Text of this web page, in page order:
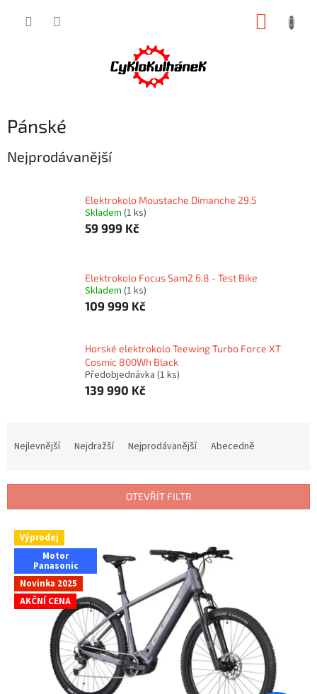
Pánské
Nejprodávanější
Elektrokolo Moustache Dimanche 29.5
Skladem (1 ks)
59 999 Kč
Elektrokolo Focus Sam2 6.8 - Test Bike
Skladem (1 ks)
109 999 Kč
Horské elektrokolo Teewing Turbo Force XT
Cosmic 800Wh Black
Předobjednávka (1 ks)
139 990 Kč
í
Nejlevnější Nejdražší Nejprodávanější Abecedně
OTEVŘÍT FILTR
V
p
Výprodej
Motor
Panasonic
Novinka 2025
AKČNÍ CENA